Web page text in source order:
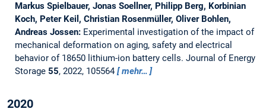
Markus Spielbauer, Jonas Soellner, Philipp Berg, Korbinian
Koch, Peter Keil, Christian Rosenmüller, Oliver Bohlen,
Andreas Jossen: Experimental investigation of the impact of
mechanical deformation on aging, safety and electrical
behavior of 18650 lithium-ion battery cells. Journal of Energy
Storage 55, 2022, 105564 mehr…
2020